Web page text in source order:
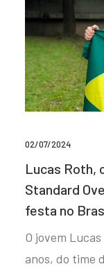
02/07/2024
Lucas Roth,
Standard
festa no
O jovem
anos, do time